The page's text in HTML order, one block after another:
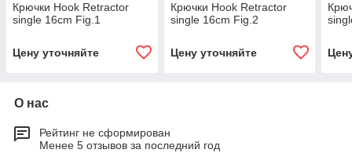
Крючки Hook Retractor
single 16cm Fig.1
Цену уточняйте
Крючки Hook Retractor
single 16cm Fig.2
Цену уточняйте
О нас
Рейтинг не сформирован
Менее 5 отзывов за последний год